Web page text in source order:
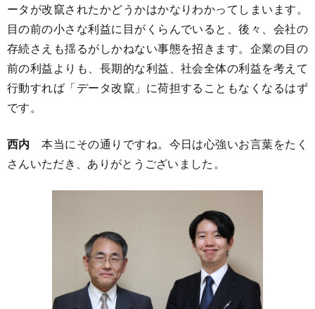
ータが改竄されたかどうかはかなりわかってしまいます。
目の前の小さな利益に目がくらんでいると、後々、会社の
存続さえも揺るがしかねない事態を招きます。企業の目の
前の利益よりも、長期的な利益、社会全体の利益を考えて
行動すれば「データ改竄」に荷担することもなくなるはず
です。
西内 本当にその通りですね。今日は心強いお言葉をたく
さんいただき、ありがとうございました。